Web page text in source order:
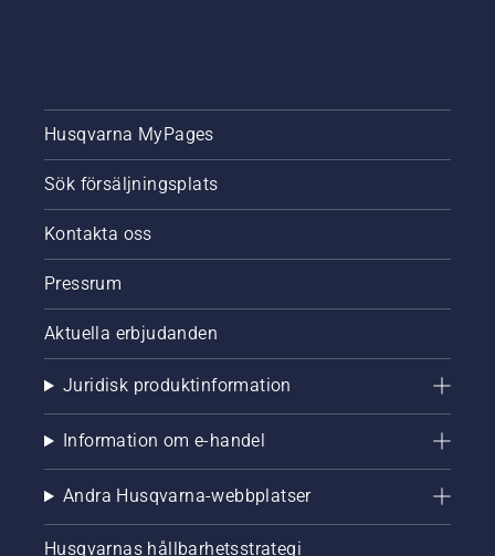
Husqvarna MyPages
Sök försäljningsplats
Kontakta oss
Pressrum
Aktuella erbjudanden
Juridisk produktinformation
Information om e-handel
Andra Husqvarna-webbplatser
Husqvarnas hållbarhetsstrategi